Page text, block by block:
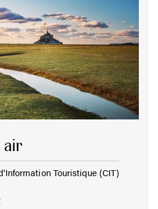
air
Touristique (CIT)